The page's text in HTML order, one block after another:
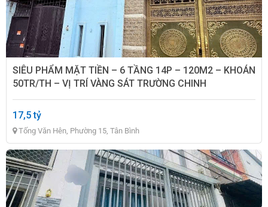
SIÊU PHẨM MẶT TIỀN – 6 TẦNG 14P – 120M2 – KHOÁN
50TR/TH – VỊ TRÍ VÀNG SÁT TRƯỜNG CHINH
17,5 tỷ
Tống Văn Hên, Phường 15, Tân Bình